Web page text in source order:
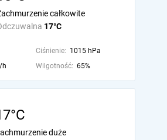
17°C
całkowite
Ciśnienie: 1015 hPa
h Wilgotność: 65%
duże